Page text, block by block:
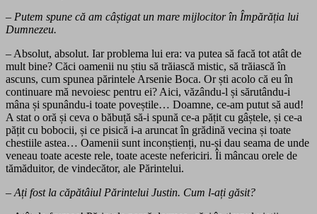
– Putem spune că am câștigat un mare mijlocitor în Împărăția lui
Dumnezeu.
– Absolut, absolut. Iar problema lui era: va putea să facă tot atât de
mult bine? Căci oamenii nu știu să trăiască mistic, să trăiască în
ascuns, cum spunea părintele Arsenie Boca. Or ști acolo că eu în
continuare mă nevoiesc pentru ei? Aici, văzându-l și sărutându-i
mâna și spunându-i toate poveștile… Doamne, ce-am putut să aud!
A stat o oră și ceva o băbuță să-i spună ce-a pățit cu gâștele, și ce-a
pățit cu bobocii, și ce pisică i-a aruncat în grădină vecina și toate
chestiile astea… Oamenii sunt inconștienți, nu-și dau seama de unde
veneau toate aceste rele, toate aceste nefericiri. Îi mâncau orele de
tămăduitor, de vindecător, ale Părintelui.
– Ați fost la căpătâiul Părintelui Justin. Cum l-ați găsit?